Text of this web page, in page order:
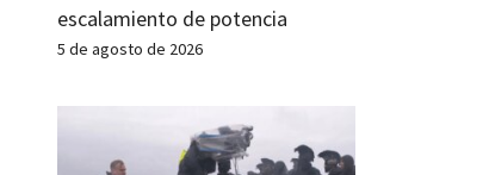
escalamiento de potencia
5 de agosto de 2026